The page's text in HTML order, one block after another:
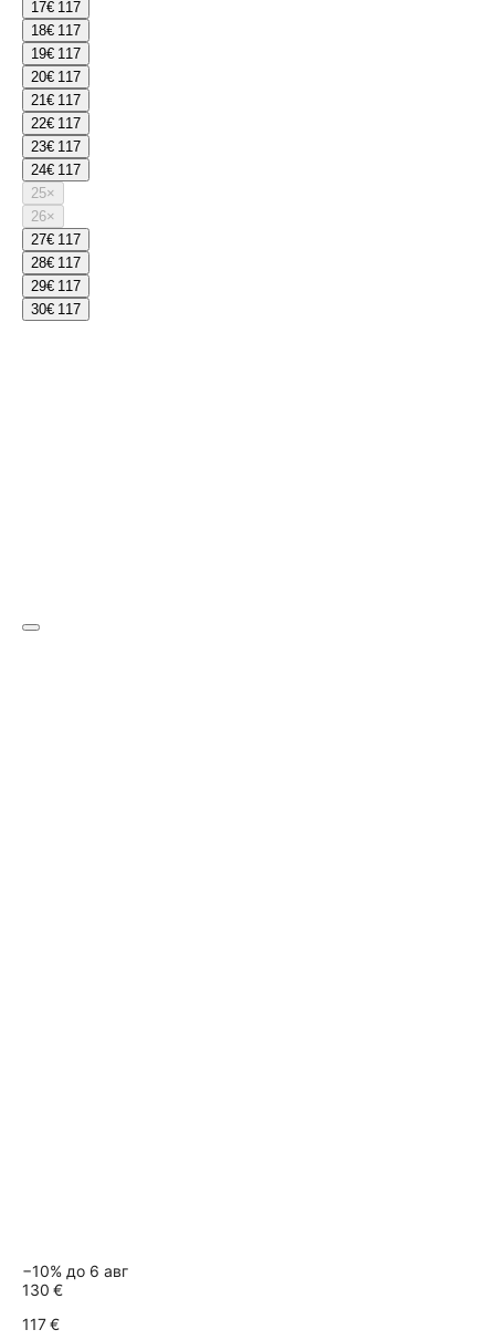
17€ 117
18€ 117
19€ 117
20€ 117
21€ 117
22€ 117
23€ 117
24€ 117
25×
26×
27€ 117
28€ 117
29€ 117
30€ 117
−10% до 6 авг
130 €
117 €